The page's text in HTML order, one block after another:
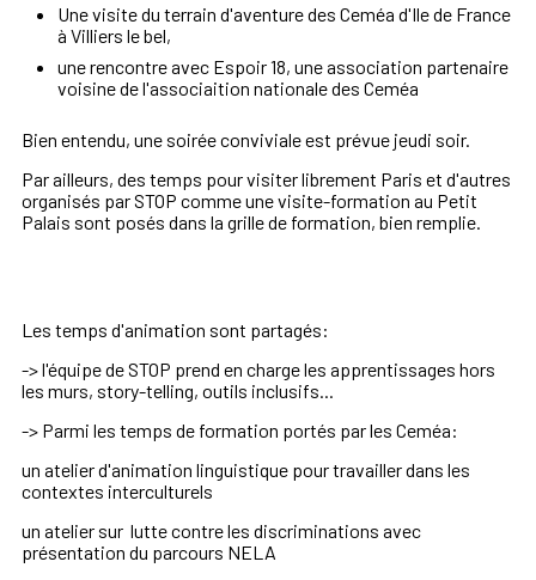
Une visite du terrain d'aventure des Ceméa d'Ile de France
à Villiers le bel,
une rencontre avec Espoir 18, une association partenaire
voisine de l'associaition nationale des Ceméa
Bien entendu, une soirée conviviale est prévue jeudi soir.
Par ailleurs, des temps pour visiter librement Paris et d'autres
organisés par STOP comme une visite-formation au Petit
Palais sont posés dans la grille de formation, bien remplie.
Les temps d'animation sont partagés:
-> l'équipe de STOP prend en charge les apprentissages hors
les murs, story-telling, outils inclusifs...
-> Parmi les temps de formation portés par les Ceméa:
un atelier d'animation linguistique pour travailler dans les
contextes interculturels
un atelier sur lutte contre les discriminations avec
présentation du parcours NELA